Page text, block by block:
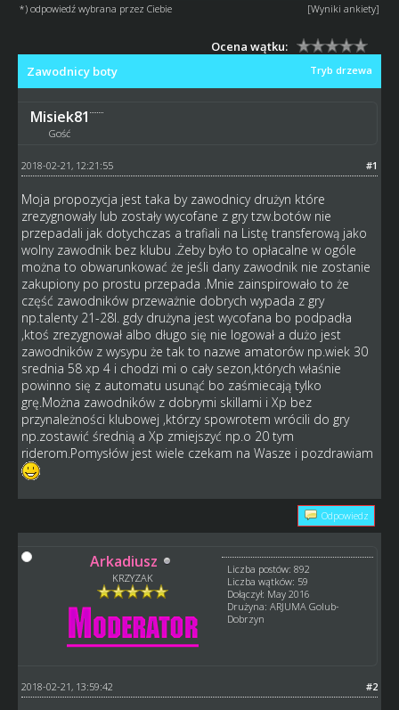
*) odpowiedź wybrana przez Ciebie [Wyniki ankiety]
Ocena wątku:
Tryb drzewa
Zawodnicy boty
Misiek81
Gość
#1
2018-02-21, 12:21:55
Moja propozycja jest taka by zawodnicy drużyn które
zrezygnowały lub zostały wycofane z gry tzw.botów nie
przepadali jak dotychczas a trafiali na Listę transferową jako
wolny zawodnik bez klubu .Żeby było to opłacalne w ogóle
można to obwarunkować że jeśli dany zawodnik nie zostanie
zakupiony po prostu przepada .Mnie zainspirowało to że
część zawodników przeważnie dobrych wypada z gry
np.talenty 21-28l. gdy drużyna jest wycofana bo podpadła
,ktoś zrezygnował albo długo się nie logował a dużo jest
zawodników z wysypu że tak to nazwe amatorów np.wiek 30
srednia 58 xp 4 i chodzi mi o cały sezon,których właśnie
powinno się z automatu usunąć bo zaśmiecają tylko
grę.Można zawodników z dobrymi skillami i Xp bez
przynależności klubowej ,którzy spowrotem wrócili do gry
np.zostawić średnią a Xp zmiejszyć np.o 20 tym
riderom.Pomysłów jest wiele czekam na Wasze i pozdrawiam
Odpowiedz
Arkadiusz
KRZYZAK
Liczba postów: 892
Liczba wątków: 59
Dołączył: May 2016
Drużyna: ARJUMA Golub-
Dobrzyn
#2
2018-02-21, 13:59:42